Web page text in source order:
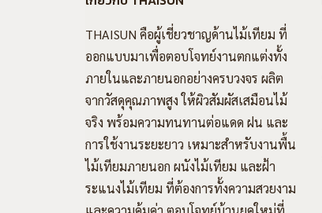
THAISUN คือผู้เชี่ยวชาญด้านไม้เทียม ที่
ออกแบบมาเพื่อตอบโจทย์งานตกแต่งทั้ง
ภายในและภายนอกอย่างครบวงจร ผลิต
จากวัสดุคุณภาพสูง ให้ผิวสัมผัสเสมือนไม้
จริง พร้อมความทนทานต่อแดด ฝน และ
การใช้งานระยะยาว เหมาะสำหรับงานพื้น
ไม้เทียมภายนอก ผนังไม้เทียม และฝ้า
ระแนงไม้เทียม ที่ต้องการทั้งความสวยงาม